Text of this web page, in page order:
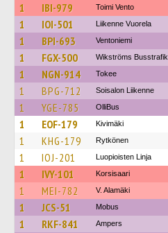
1 IBI-979 Toimi Vento
1 IOI-501 Liikenne Vuorela
1 BPI-693 Ventoniemi
1 FGX-500 Wikströms Busstrafik
1 NGN-914 Tokee
1 BPG-712 Soisalon Liikenne
1 YGE-785 OlliBus
1 EOF-179 Kivimäki
1 KHG-179 Rytkönen
1 IOJ-201 Luopioisten Linja
1 IVY-101 Korsisaari
1 MEI-782 V. Alamäki
1 JCS-51 Mobus
1 RKF-841 Ampers